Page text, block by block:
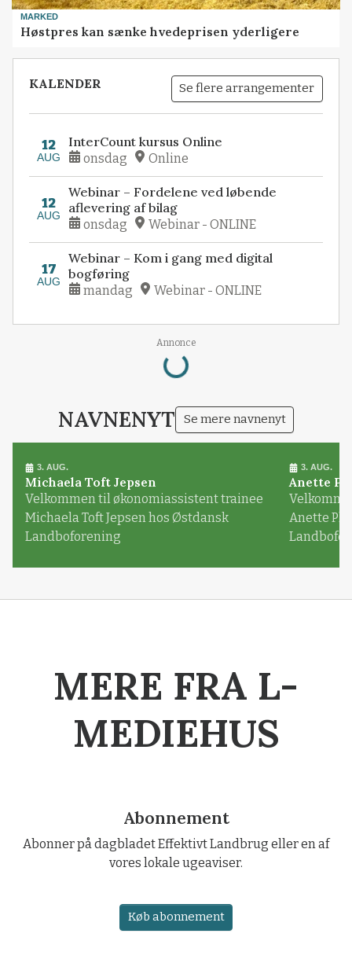
MARKED
Høstpres kan sænke hvedeprisen yderligere
KALENDER Se flere arrangementer
12
AUG
InterCount kursus Online
onsdag Online
12
AUG
Webinar – Fordelene ved løbende
aflevering af bilag
onsdag Webinar - ONLINE
17
AUG
Webinar – Kom i gang med digital
bogføring
mandag Webinar - ONLINE
Annonce
Loading...
NAVNENYT Se mere navnenyt
3. AUG.
Michaela Toft Jepsen
Velkommen til økonomiassistent trainee
Michaela Toft Jepsen hos Østdansk
Landboforening
3. AUG.
Anette
Anette
MERE FRA L-
MEDIEHUS
Abonnement
Abonner på dagbladet Effektivt Landbrug eller en af
vores lokale ugeaviser.
Køb abonnement